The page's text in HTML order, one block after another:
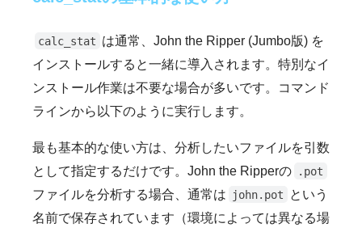
calc_stat は通常、John the Ripper (Jumbo版) を
インストールすると一緒に導入されます。特別なイ
ンストール作業は不要な場合が多いです。コマンド
ラインから以下のように実行します。
最も基本的な使い方は、分析したいファイルを引数
として指定するだけです。John the Ripperの
.pot
ファイルを分析する場合、通常は john.pot
という
名前で保存されています（環境によっては異なる場